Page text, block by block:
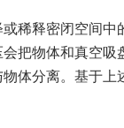
稀释密闭空间中
把物体和真空吸
体分离。基于上